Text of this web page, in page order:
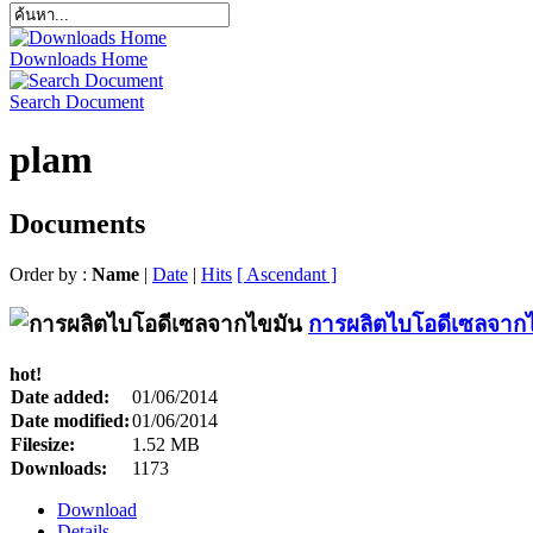
Downloads Home
Search Document
plam
Documents
Order by : Name | Date | Hits [ Ascendant ]
การผลิตไบโอดีเซลจา
hot!
Date added:
01/06/2014
Date modified:01/06/2014
Filesize:
1.52 MB
Downloads:
1173
Download